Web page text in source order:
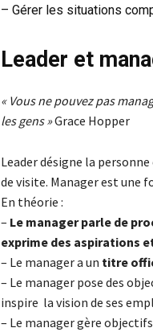
– Gérer les situations
Leader et
« Vous ne pouvez pas
les gens »Grace Hopper
Leader désigne la
de visite. Manager est une
En théorie :
– Le manager parle de
exprime des aspirations
– Le manager a un titre
– Le manager pose des
inspire la vision de ses
– Le manager gère